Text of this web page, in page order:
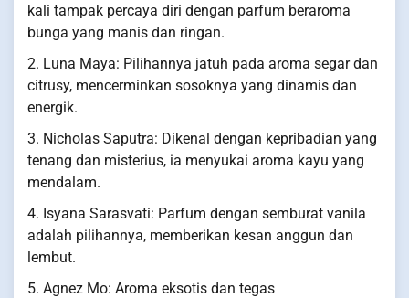
kali tampak percaya diri dengan parfum beraroma
bunga yang manis dan ringan.
2. Luna Maya: Pilihannya jatuh pada aroma segar dan
citrusy, mencerminkan sosoknya yang dinamis dan
energik.
3. Nicholas Saputra: Dikenal dengan kepribadian yang
tenang dan misterius, ia menyukai aroma kayu yang
mendalam.
4. Isyana Sarasvati: Parfum dengan semburat vanila
adalah pilihannya, memberikan kesan anggun dan
lembut.
5. Agnez Mo: Aroma eksotis dan tegas